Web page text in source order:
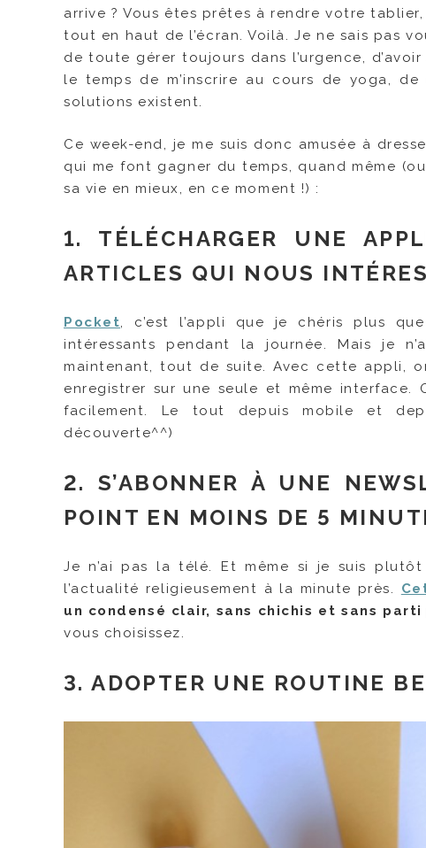
arrive ? Vous êtes prêtes à rendre votre
tout en haut de l’écran. Voilà. Je ne sais pas
de toute gérer toujours dans l’urgence,
le temps de m’inscrire au cours de yoga,
solutions existent.
Ce week-end, je me suis donc amusée à
qui me font gagner du temps, quand même
sa vie en mieux, en ce moment !) :
1. TÉLÉCHARGER UNE
ARTICLES QUI NOUS
Pocket, c’est l’appli que je chéris plus
intéressants pendant la journée. Mais je
maintenant, tout de suite. Avec cette appli,
enregistrer sur une seule et même
facilement. Le tout depuis mobile et
découverte^^)
2. S’ABONNER À UNE
POINT EN MOINS DE 5
Je n’ai pas la télé. Et même si je suis
l’actualité religieusement à la minute près.
un condensé clair, sans chichis et sans
vous choisissez.
3. ADOPTER UNE ROUTINE